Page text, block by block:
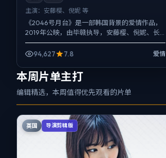
主演： 安藤樱、倪妮 等
《2046号月台》是一部韩国背景的爱情作品，
2019年公映，由毕赣执导，安藤樱、倪妮、长
泽雅美等主演。配乐克制，关键场面反而以环
境声托情绪，一场...
94,627 7.8 爱情
本周片单主打
编辑精选，本周值得优先观看的片单
英国 导演剪辑版